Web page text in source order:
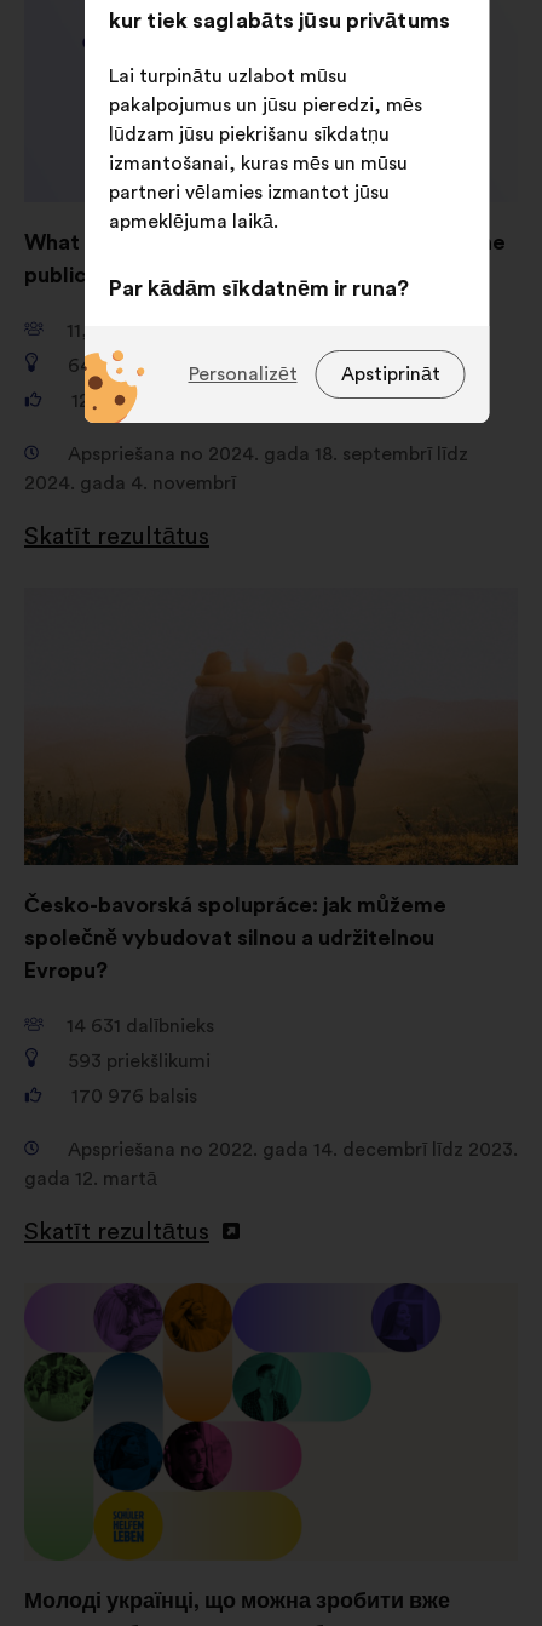
What are your ideas for shaping AI to serve the
public good?
11,661
649 priekšlikumi
121,325
Apspriešana no 2024. gada 18. septembrī līdz
2024. gada 4. novembrī
Skatīt rezultātus
Česko-bavorská spolupráce: jak můžeme
společně vybudovat silnou a udržitelnou
Evropu?
14 631 dalībnieks
593 priekšlikumi
170 976 balsis
Apspriešana no 2022. gada 14. decembrī līdz 2023.
gada 12. martā
Skatīt rezultātus
Молоді українці, що можна зробити вже
kur tiek saglabāts jūsu privātums
Lai turpinātu uzlabot mūsu
pakalpojumus un jūsu pieredzi, mēs
lūdzam jūsu piekrišanu sīkdatņu
izmantošanai, kuras mēs un mūsu
partneri vēlamies izmantot jūsu
apmeklējuma laikā.
Par kādām sīkdatnēm ir runa?
sīkdatnes, kas ir būtiski vietnes
sīkdatnes, lai uzlabotu jūsu
pieredzi, pārlūkojot vietni
Ar statistiku saistītās:
Ar sociālajiem tīkliem saistītās:
sīkdatnes, kas palīdz mums
optimizēt mūsu ietekmi,
pateicoties sociālajiem tīkliem
Apstiprināt
Personalizēt